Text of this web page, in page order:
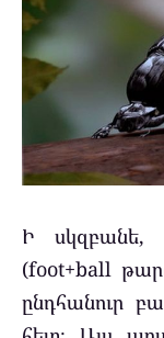
Ի սկզբանե,
(foot+ball
ընդհանուր